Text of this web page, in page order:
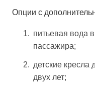
Опции с
питьевая вода
пассажира;
детские
двух лет;